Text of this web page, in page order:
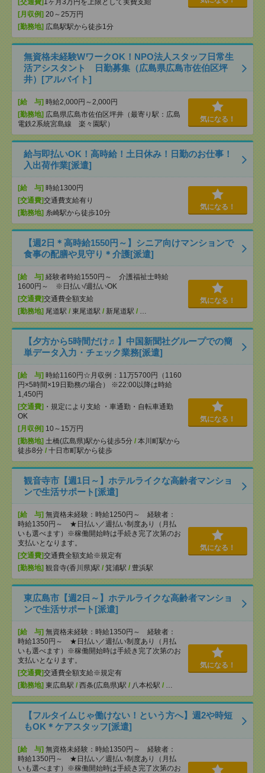
[交通費] 1ヶ月3万円を上限として実費支給
[月収例] 20～25万円
[勤務地] 広島駅駅から徒歩1分
無資格未経験WワークOK！NPO法人スタッフ日常生
活アシスタント 日勤募集（広島県広島市佐伯区坪
井）[アルバイト]
[給 与] 時給2,000円～2,000円
[勤務地] 広島県広島市佐伯区坪井（最寄り駅：広島
電鉄2系統宮島線 楽々園駅）
気になる！
給与即払いOK！高時給！土日休み！日勤のお仕事！
入出荷作業[派遣]
[給 与] 時給1300円
[交通費]交通費支給有り
[勤務地] 糸崎駅から徒歩10分
気になる！
【週2日＊高時給1550円～】シニア向けマンションで
食事の配膳や見守り＊介護[派遣]
[給 与] 経験者時給1550円～ 介護福祉士時給
1600円～ ※日払い/週払いOK
[交通費]交通費全額支給
[勤務地] 尾道駅 / 東尾道駅 / 新尾道駅 / …
気になる！
【夕方から5時間だけ♬】中国新聞社グループでの簡
単データ入力・チェック業務[派遣]
[給 与] 時給1160円☆月収例：11万5700円（1160
円×5時間×19日勤務の場合） ※22:00以降は時給
1,450円
[交通費] ・規定により支給 ・車通勤・自転車通勤
OK
[月収例] 10～15万円
[勤務地] 土橋(広島県)駅から徒歩5分 / 本川町駅から
徒歩8分 / 十日市町駅から徒歩
気になる！
観音寺市【週1日～】ホテルライクな高齢者マンショ
ンで生活サポート[派遣]
[給 与] 無資格未経験：時給1250円～ 経験者：
時給1350円～ ★日払い／週払い制度あり（月払
いも選べます）※稼働開始時は手続き完了次第のお
支払いとなります。
[交通費]交通費全額支給※規定有
[勤務地] 観音寺(香川県)駅 / 箕浦駅 / 豊浜駅
気になる！
東広島市【週2日～】ホテルライクな高齢者マンショ
ンで生活サポート[派遣]
[給 与] 無資格未経験：時給1350円～ 経験者：
時給1350円～ ★日払い／週払い制度あり（月払
いも選べます）※稼働開始時は手続き完了次第のお
支払いとなります。
[交通費]交通費全額支給※規定有
[勤務地] 東広島駅 / 西条(広島県)駅 / 八本松駅 / …
気になる！
【フルタイムじゃ働けない！という方へ】週2や時短
もOK＊ケアスタッフ[派遣]
[給 与] 無資格未経験：時給1350円～ 経験者：
時給1350円～ ★日払い／週払い制度あり（月払
いも選べます）※稼働開始時は手続き完了次第のお